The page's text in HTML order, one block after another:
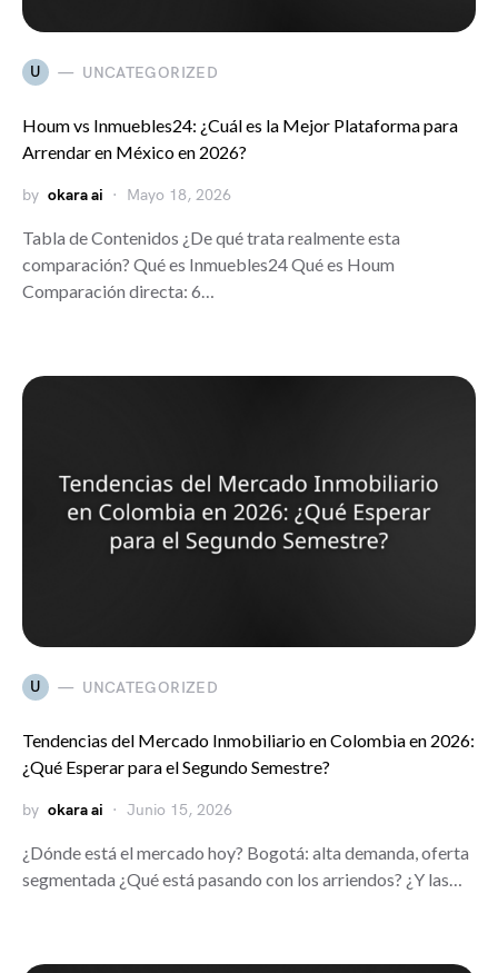
U UNCATEGORIZED
Houm vs Inmuebles24: ¿Cuál es la Mejor Plataforma para
Arrendar en México en 2026?
by okara ai Mayo 18, 2026
Tabla de Contenidos ¿De qué trata realmente esta
comparación? Qué es Inmuebles24 Qué es Houm
Comparación directa: 6…
U UNCATEGORIZED
Tendencias del Mercado Inmobiliario en Colombia en 2026:
¿Qué Esperar para el Segundo Semestre?
by okara ai Junio 15, 2026
¿Dónde está el mercado hoy? Bogotá: alta demanda, oferta
segmentada ¿Qué está pasando con los arriendos? ¿Y las…